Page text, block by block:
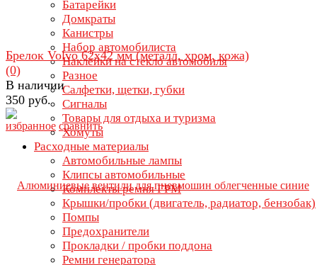
Батарейки
Домкраты
Канистры
Набор автомобилиста
Наклейки на стекло автомобиля
Разное
Салфетки, щетки, губки
Сигналы
Товары для отдыха и туризма
Хомуты
Расходные материалы
Автомобильные лампы
Клипсы автомобильные
Комплекты ремня ГРМ
Крышки/пробки (двигатель, радиатор, бензобак)
Помпы
Предохранители
Прокладки / пробки поддона
Ремни генератора
избранное сравнить
Брелок Volvo 62х42 мм (металл, хром, кожа)
(0)
В наличии
350 руб.